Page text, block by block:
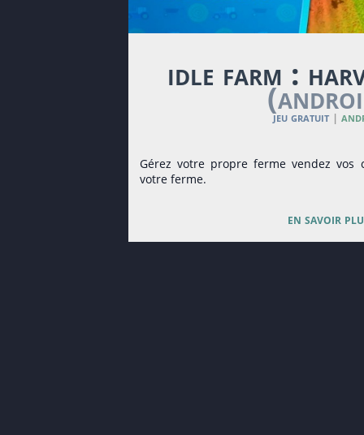
idle farm :
jeu gratuit |
Gérez votre propre ferme vendez
votre ferme.
en savoir